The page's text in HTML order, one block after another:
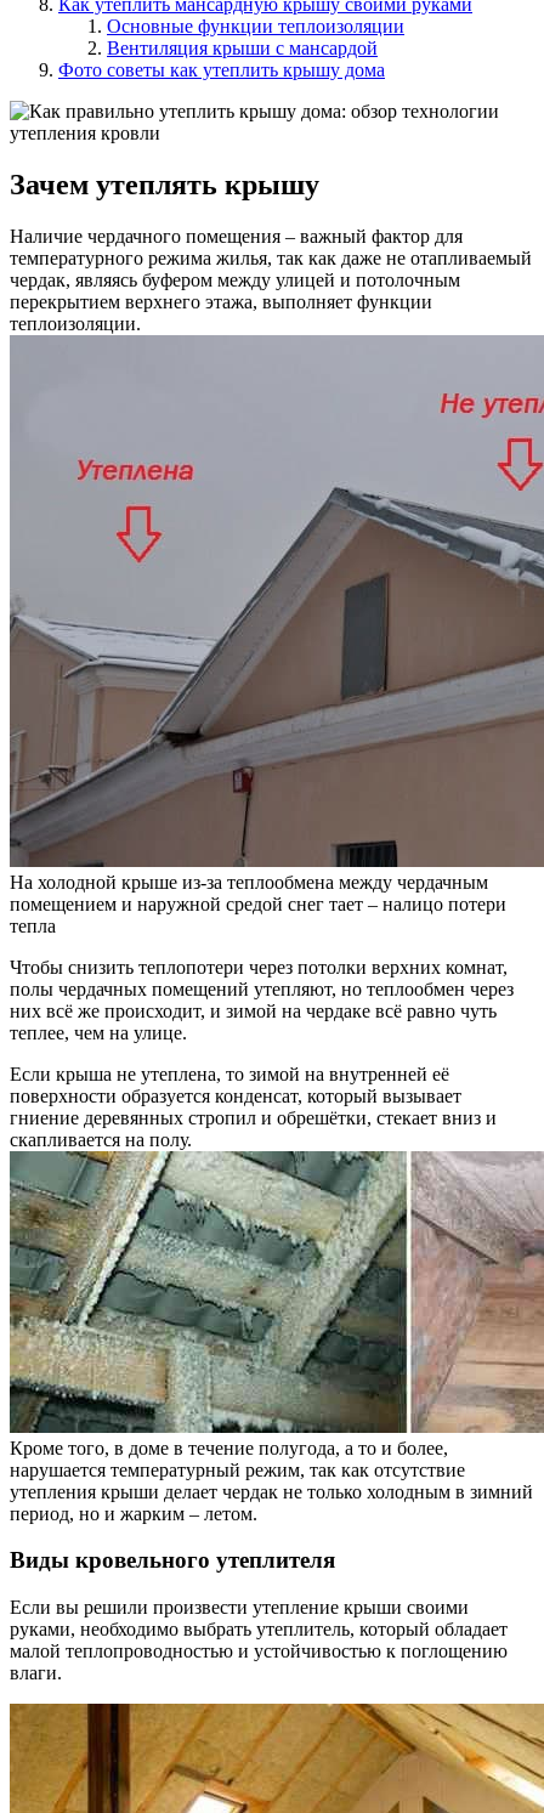
Основные функции теплоизоляции
Вентиляция крыши с мансардой
Фото советы как утеплить крышу дома
Зачем утеплять крышу
Наличие чердачного помещения – важный фактор для
температурного режима жилья, так как даже не отапливаемый
чердак, являясь буфером между улицей и потолочным
перекрытием верхнего этажа, выполняет функции
теплоизоляции.
На холодной крыше из-за теплообмена между чердачным
помещением и наружной средой снег тает – налицо потери
тепла
Чтобы снизить теплопотери через потолки верхних комнат,
полы чердачных помещений утепляют, но теплообмен через
них всё же происходит, и зимой на чердаке всё равно чуть
теплее, чем на улице.
Если крыша не утеплена, то зимой на внутренней её
поверхности образуется конденсат, который вызывает
гниение деревянных стропил и обрешётки, стекает вниз и
скапливается на полу.
Кроме того, в доме в течение полугода, а то и более,
нарушается температурный режим, так как отсутствие
утепления крыши делает чердак не только холодным в зимний
период, но и жарким – летом.
Виды кровельного утеплителя
Если вы решили произвести утепление крыши своими
руками, необходимо выбрать утеплитель, который обладает
малой теплопроводностью и устойчивостью к поглощению
влаги.